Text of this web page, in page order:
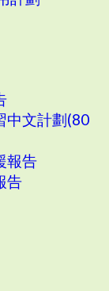
中文計劃(80
報告
告